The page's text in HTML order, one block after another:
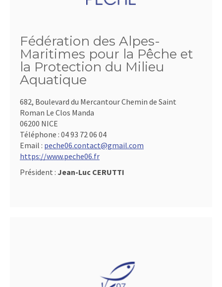
Fédération des Alpes-
Maritimes pour la Pêche et
la Protection du Milieu
Aquatique
682, Boulevard du Mercantour Chemin de Saint
Roman Le Clos Manda
06200 NICE
Téléphone : 04 93 72 06 04
Email : peche06.contact@gmail.com
https://www.peche06.fr
Président : Jean-Luc CERUTTI